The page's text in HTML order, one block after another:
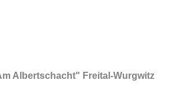
Albertschacht" Freital-Wurgwitz